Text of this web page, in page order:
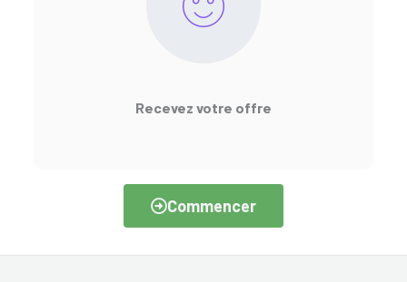
Recevez votre offre
Commencer